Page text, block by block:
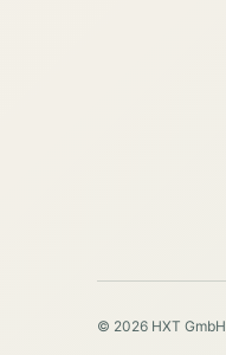
© 2026 HXT GmbH